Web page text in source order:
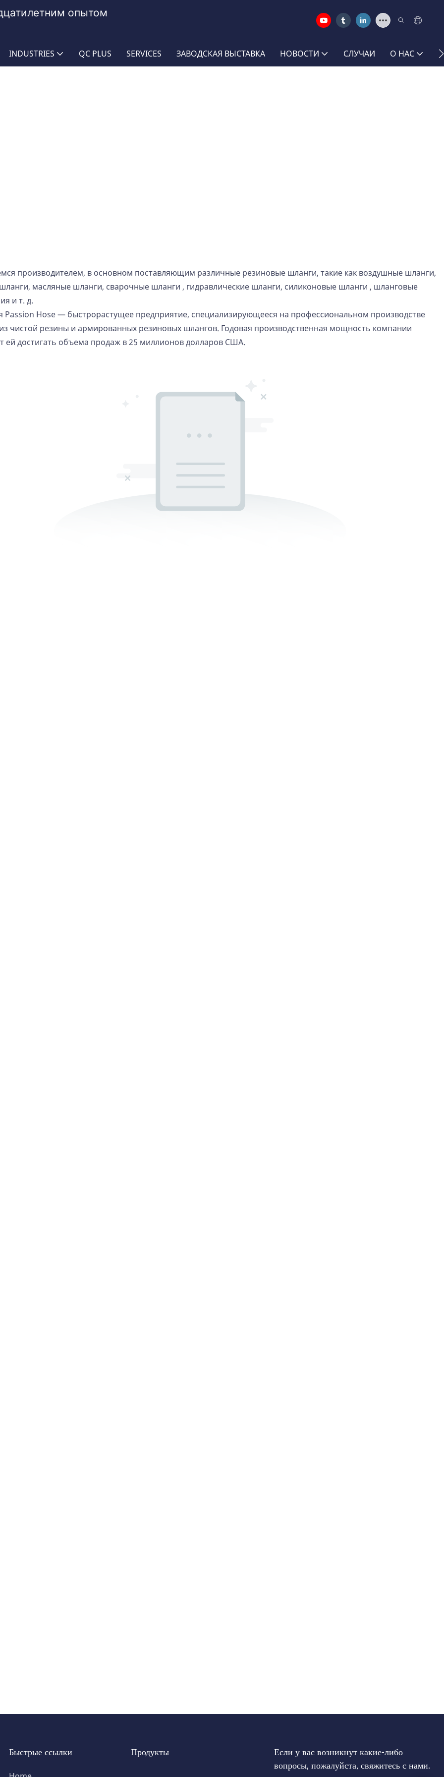
опытом
INDUSTRIES QC PLUS SERVICES ЗАВОДСКАЯ ВЫСТАВКА НОВОСТИ СЛУЧАИ О НАС
производителем, в основном поставляющим различные резиновые шланги, такие как воздушные шланги,
масляные шланги, сварочные шланги , гидравлические шланги, силиконовые шланги , шланговые
и т. д.
Passion Hose — быстрорастущее предприятие, специализирующееся на профессиональном производстве
чистой резины и армированных резиновых шлангов. Годовая производственная мощность компании
ей достигать объема продаж в 25 миллионов долларов США.
Быстрые ссылки Продукты
Если у вас возникнут какие-либо
вопросы, пожалуйста, свяжитесь с нами.